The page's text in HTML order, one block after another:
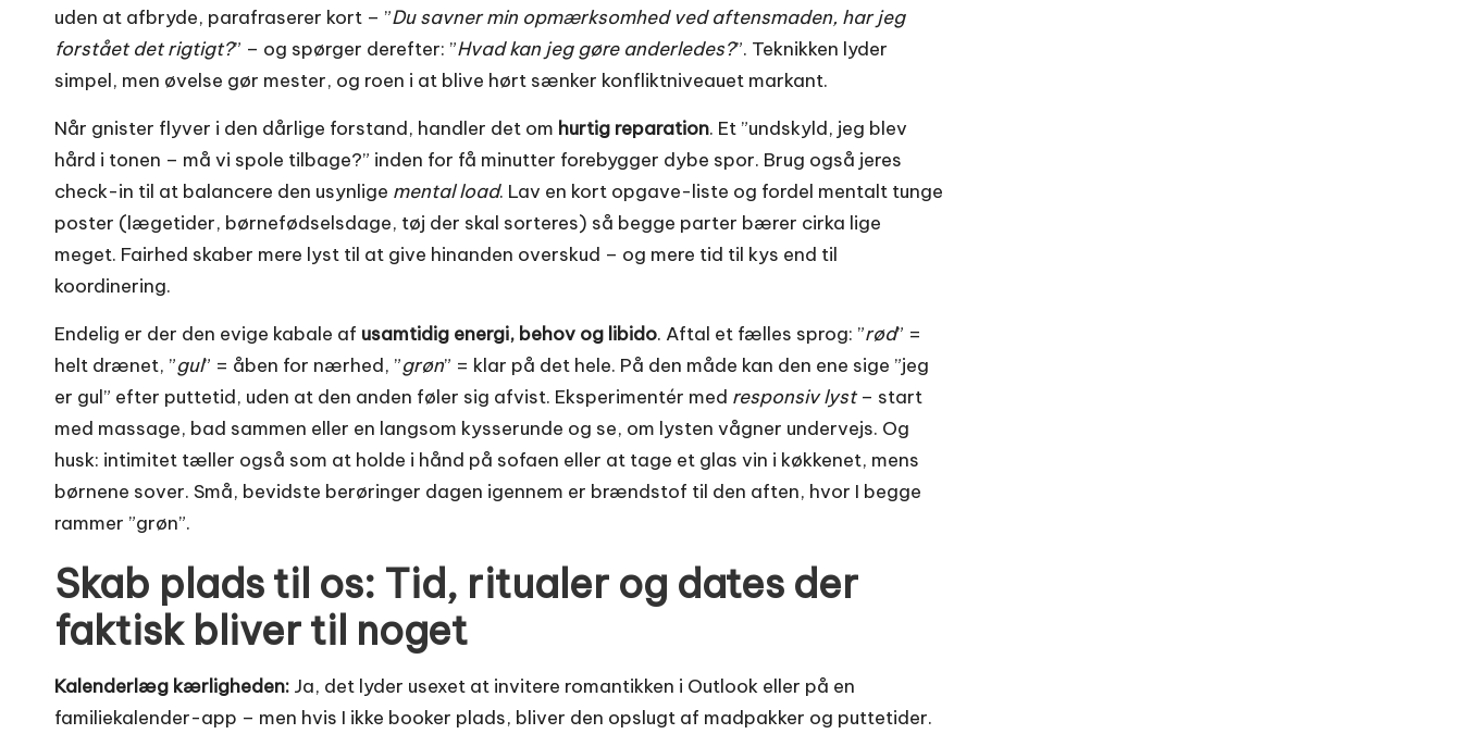
uden at afbryde, parafraserer kort – ”Du savner min opmærksomhed ved aftensmaden, har jeg
forstået det rigtigt?” – og spørger derefter: ”Hvad kan jeg gøre anderledes?”. Teknikken lyder
simpel, men øvelse gør mester, og roen i at blive hørt sænker konfliktniveauet markant.
Når gnister flyver i den dårlige forstand, handler det om hurtig reparation. Et ”undskyld, jeg blev
hård i tonen – må vi spole tilbage?” inden for få minutter forebygger dybe spor. Brug også jeres
check-in til at balancere den usynlige mental load. Lav en kort opgave-liste og fordel mentalt tunge
poster (lægetider, børnefødselsdage, tøj der skal sorteres) så begge parter bærer cirka lige
meget. Fairhed skaber mere lyst til at give hinanden overskud – og mere tid til kys end til
koordinering.
Endelig er der den evige kabale af usamtidig energi, behov og libido. Aftal et fælles sprog: ”rød” =
helt drænet, ”gul” = åben for nærhed, ”grøn” = klar på det hele. På den måde kan den ene sige ”jeg
er gul” efter puttetid, uden at den anden føler sig afvist. Eksperimentér med responsiv lyst– start
med massage, bad sammen eller en langsom kysserunde og se, om lysten vågner undervejs. Og
husk: intimitet tæller også som at holde i hånd på sofaen eller at tage et glas vin i køkkenet, mens
børnene sover. Små, bevidste berøringer dagen igennem er brændstof til den aften, hvor I begge
rammer ”grøn”.
Skab plads til os: Tid, ritualer og dates der
faktisk bliver til noget
Kalenderlæg kærligheden: Ja, det lyder usexet at invitere romantikken i Outlook eller på en
familiekalender-app – men hvis I ikke booker plads, bliver den opslugt af madpakker og puttetider.